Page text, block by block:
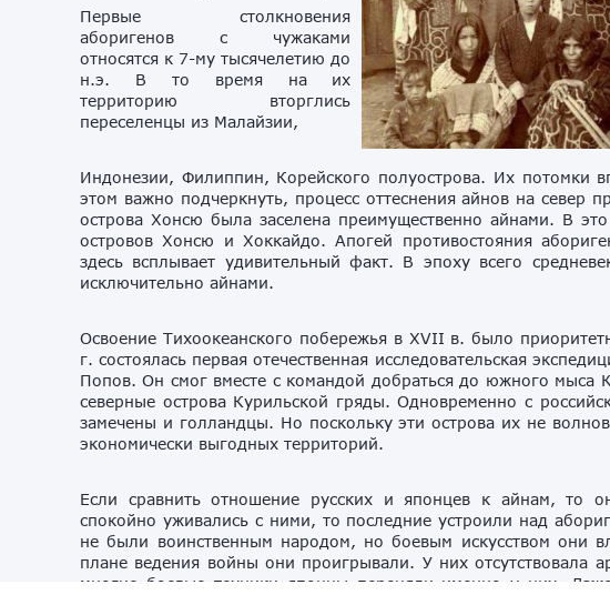
Первые столкновения
аборигенов с чужаками
относятся к 7-му тысячелетию до
н.э. В то время на их
территорию вторглись
переселенцы из Малайзии,
Индонезии, Филиппин, Корейского полуострова. Их потомки
этом важно подчеркнуть, процесс оттеснения айнов на север
острова Хонсю была заселена преимущественно айнами. В
островов Хонсю и Хоккайдо. Апогей противостояния
здесь всплывает удивительный факт. В эпоху всего
исключительно айнами.
Освоение Тихоокеанского побережья в XVII в. было
г. состоялась первая отечественная исследовательская
Попов. Он смог вместе с командой добраться до южного мыса
северные острова Курильской гряды. Одновременно с
замечены и голландцы. Но поскольку эти острова их не
экономически выгодных территорий.
Если сравнить отношение русских и японцев к айнам, то
спокойно уживались с ними, то последние устроили над
не были воинственным народом, но боевым искусством они
плане ведения войны они проигрывали. У них отсутствовала
многие боевые техники японцы переняли именно у них.